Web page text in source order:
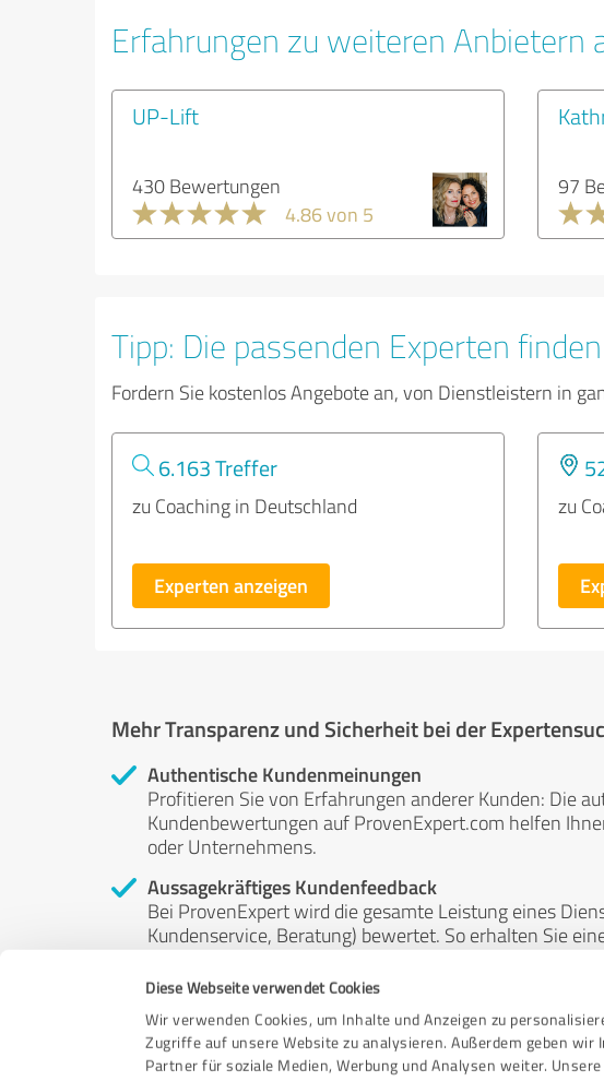
Diese Webseite verwendet Cookies
Wir verwenden Cookies, um Inhalte und Anzeigen zu
Zugriffe auf unsere Website zu analysieren. Außerdem geben
Partner für soziale Medien, Werbung und Analysen weiter.
Erfahrungen zu weiteren Anbietern
UP-Lift
430 Bewertungen
4.86 von 5
97
Tipp: Die passenden Experten
Fordern Sie kostenlos Angebote an, von Dienstleistern in
6.163 Treffer
zu Coaching in Deutschland
Experten anzeigen
zu
Mehr Transparenz und Sicherheit bei der
Authentische Kundenmeinungen
Profitieren Sie von Erfahrungen anderer Kunden: Die
Kundenbewertungen auf ProvenExpert.com helfen
oder Unternehmens.
Aussagekräftiges Kundenfeedback
Bei ProvenExpert wird die gesamte Leistung eines
Kundenservice, Beratung) bewertet. So erhalten Sie
Unabhängige Bewertungen
ProvenExpert ist grundsätzlich kostenlos, unabhängig
Kunden erfolgen freiwillig, können nicht gekauft
anderweitig beeinflussbar.